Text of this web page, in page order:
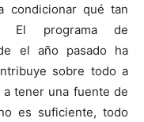
condicionar qué tan
El programa de
el año pasado ha
sobre todo a
tener una fuente de
es suficiente, todo